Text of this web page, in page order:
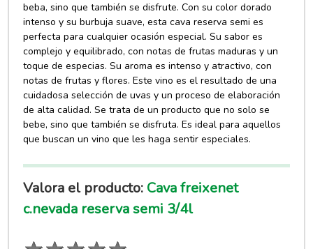
beba, sino que también se disfrute. Con su color dorado
intenso y su burbuja suave, esta cava reserva semi es
perfecta para cualquier ocasión especial. Su sabor es
complejo y equilibrado, con notas de frutas maduras y un
toque de especias. Su aroma es intenso y atractivo, con
notas de frutas y flores. Este vino es el resultado de una
cuidadosa selección de uvas y un proceso de elaboración
de alta calidad. Se trata de un producto que no solo se
bebe, sino que también se disfruta. Es ideal para aquellos
que buscan un vino que les haga sentir especiales.
Valora el producto: Cava freixenet
c.nevada reserva semi 3/4l